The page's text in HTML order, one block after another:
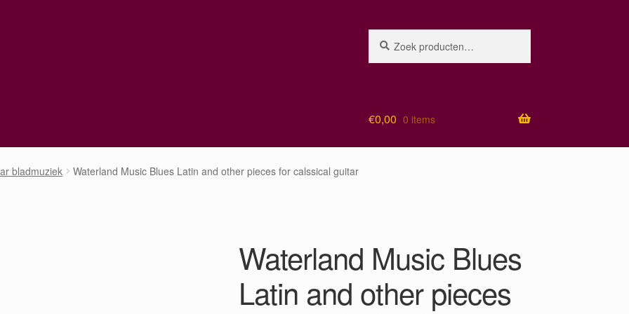
naar:
€0,00 0 items
bladmuziek Waterland Music Blues Latin and other pieces for calssical guitar
Waterland Music Blues
Latin and other pieces